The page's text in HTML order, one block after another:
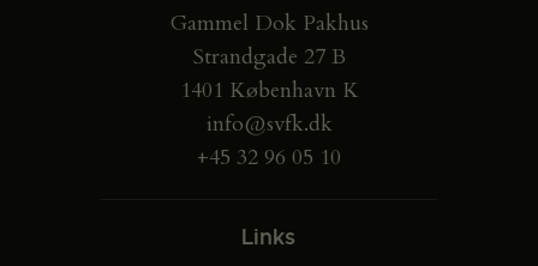
Gammel Dok Pakhus
Strandgade 27 B
1401 København K
info@svfk.dk
+45 32 96 05 10
Links